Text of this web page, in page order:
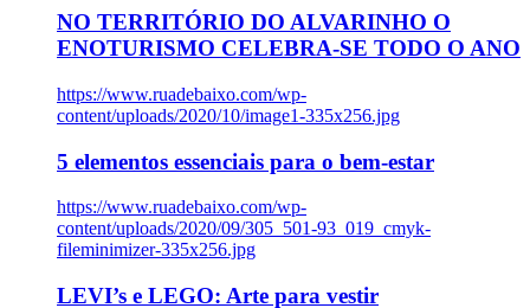
NO TERRITÓRIO DO ALVARINHO O
ENOTURISMO CELEBRA-SE TODO O ANO
https://www.ruadebaixo.com/wp-
content/uploads/2020/10/image1-335x256.jpg
5 elementos essenciais para o bem-estar
https://www.ruadebaixo.com/wp-
content/uploads/2020/09/305_501-93_019_cmyk-
fileminimizer-335x256.jpg
LEVI’s e LEGO: Arte para vestir